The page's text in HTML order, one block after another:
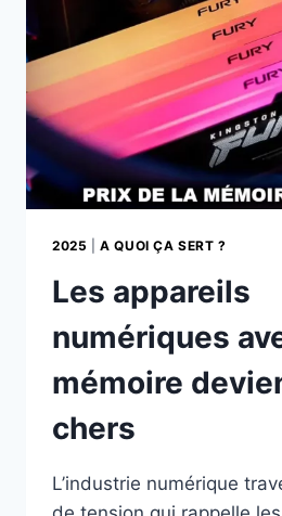
SON
ENFANT
2025 |A QUOI ÇA SERT ?
Les appareils
numériques
mémoire
chers
L’industrie numérique